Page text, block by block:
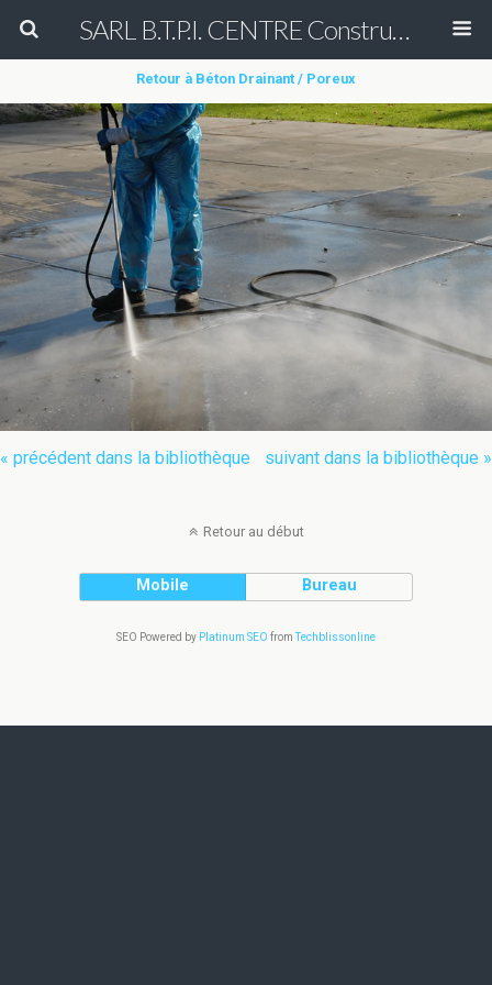
SARL B.T.P.I. CENTRE Construction et Rénovation de court de tennis en béton poreux Peinture entretien réparation nettoyage démoussage de terrain de tennis & Aménagement des allées de cimetière en béton poreux (béton drainant)
Retour à Béton Drainant / Poreux
« précédent dans la bibliothèque suivant dans la bibliothèque »
Retour au début
Mobile Bureau
SEO Powered by Platinum SEO fromTechblissonline